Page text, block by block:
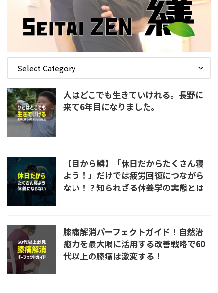
人はどこでも生きていけれる。長野に
来て6年目になりました。
【目から鱗】「休日だからたくさん寝
よう！」だけでは疲労回復につながら
ない！？知られざる休養学の実態とは
膝痛解消パーフェクトガイド！自然治
癒力を最大限に活用する改善戦略で60
代以上の膝痛は激変する！